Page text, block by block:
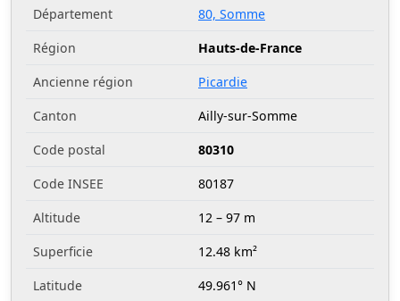
Département
80, Somme
Région
Hauts-de-France
Ancienne région
Picardie
Canton
Ailly-sur-Somme
Code postal
80310
Code INSEE
80187
Altitude
12 – 97 m
Superficie
12.48 km²
Latitude
49.961° N